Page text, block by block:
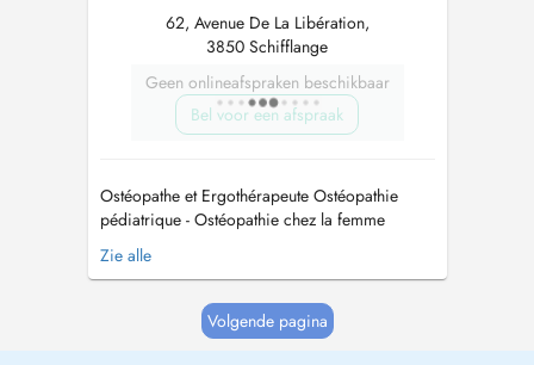
62, Avenue De La Libération,
3850 Schifflange
Geen onlineafspraken beschikbaar
Bel voor een afspraak
Ostéopathe et Ergothérapeute Ostéopathie
pédiatrique - Ostéopathie chez la femme
enceinte et Post-Partum - Ostéopathie générale -
Membre de l'ALDO ATTENTION : l'Ostéopathie
une ordonnance merci de contacter le Cabinet
sur le site Kiné GASTAUER. ...
Zie alle
Volgende pagina